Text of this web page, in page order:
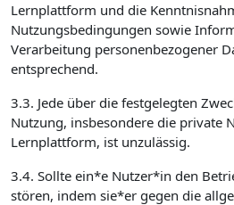
Lernplattform und die
Nutzungsbedingungen sowie
Verarbeitung personenbezogener
entsprechend.
3.3. Jede über die festgelegten
Nutzung, insbesondere die private
Lernplattform, ist unzulässig.
3.4. Sollte ein*e Nutzer*in den
stören, indem sie*er gegen die